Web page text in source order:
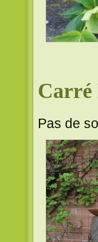
Pas de